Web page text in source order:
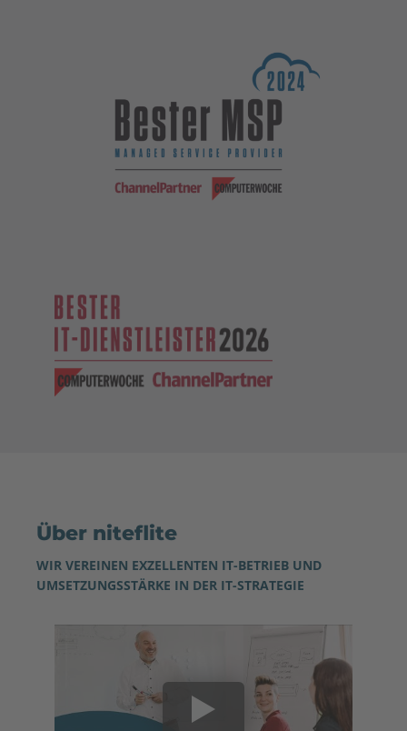
Über niteflite
WIR VEREINEN EXZELLENTEN IT-BETRIEB UND
UMSETZUNGSSTÄRKE IN DER IT-STRATEGIE